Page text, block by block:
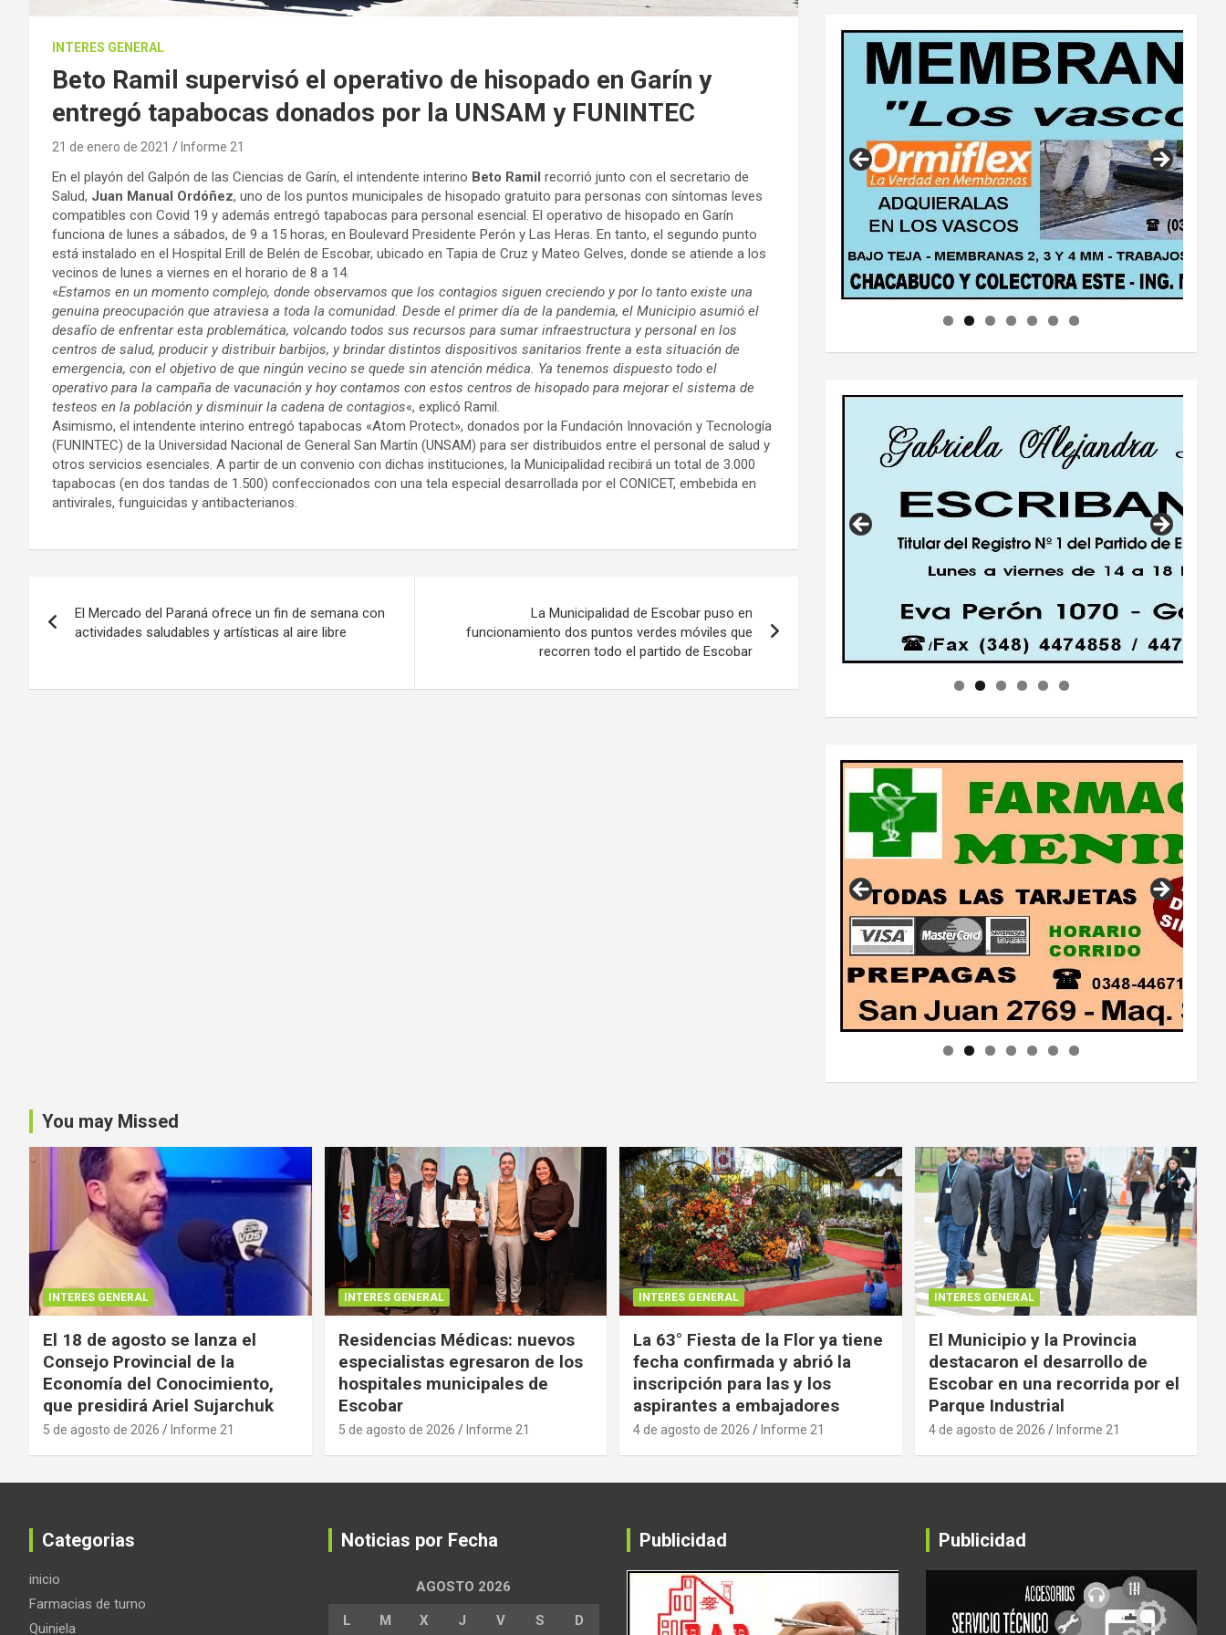
INTERES GENERAL
Beto Ramil supervisó el operativo de hisopado en Garín y
entregó tapabocas donados por la UNSAM y FUNINTEC
21 de enero de 2021 Informe 21
En el playón del Galpón de las Ciencias de Garín, el intendente interino Beto Ramil recorrió junto con el secretario de
Salud, Juan Manual Ordóñez, uno de los puntos municipales de hisopado gratuito para personas con síntomas leves
compatibles con Covid 19 y además entregó tapabocas para personal esencial. El operativo de hisopado en Garín
funciona de lunes a sábados, de 9 a 15 horas, en Boulevard Presidente Perón y Las Heras. En tanto, el segundo punto
está instalado en el Hospital Erill de Belén de Escobar, ubicado en Tapia de Cruz y Mateo Gelves, donde se atiende a los
vecinos de lunes a viernes en el horario de 8 a 14.
«Estamos en un momento complejo, donde observamos que los contagios siguen creciendo y por lo tanto existe una
genuina preocupación que atraviesa a toda la comunidad. Desde el primer día de la pandemia, el Municipio asumió el
desafío de enfrentar esta problemática, volcando todos sus recursos para sumar infraestructura y personal en los
centros de salud, producir y distribuir barbijos, y brindar distintos dispositivos sanitarios frente a esta situación de
emergencia, con el objetivo de que ningún vecino se quede sin atención médica. Ya tenemos dispuesto todo el
operativo para la campaña de vacunación y hoy contamos con estos centros de hisopado para mejorar el sistema de
testeos en la población y disminuir la cadena de contagios«, explicó Ramil.
Asimismo, el intendente interino entregó tapabocas «Atom Protect», donados por la Fundación Innovación y Tecnología
(FUNINTEC) de la Universidad Nacional de General San Martín (UNSAM) para ser distribuidos entre el personal de salud y
otros servicios esenciales. A partir de un convenio con dichas instituciones, la Municipalidad recibirá un total de 3.000
tapabocas (en dos tandas de 1.500) confeccionados con una tela especial desarrollada por el CONICET, embebida en
antivirales, funguicidas y antibacterianos.
de
El Mercado del Paraná ofrece un fin de semana con
actividades saludables y artísticas al aire libre
La Municipalidad de Escobar puso en
funcionamiento dos puntos verdes móviles que
recorren todo el partido de Escobar
You may Missed
INTERES GENERAL
El 18 de agosto se lanza el
Consejo Provincial de la
Economía del Conocimiento,
que presidirá Ariel Sujarchuk
5 de agosto de 2026 Informe 21
INTERES GENERAL
Residencias Médicas: nuevos
especialistas egresaron de los
hospitales municipales de
Escobar
5 de agosto de 2026 Informe 21
INTERES GENERAL
La 63° Fiesta de la Flor ya tiene
fecha confirmada y abrió la
inscripción para las y los
aspirantes a embajadores
4 de agosto de 2026 Informe 21
INTERES GENERAL
El Municipio y la Provincia
destacaron el desarrollo de
Escobar en una recorrida por el
Parque Industrial
4 de agosto de 2026 Informe 21
Categorias
inicio
Farmacias de turno
Quiniela
Noticias por Fecha
AGOSTO 2026
L M X J V S D
Publicidad Publicidad